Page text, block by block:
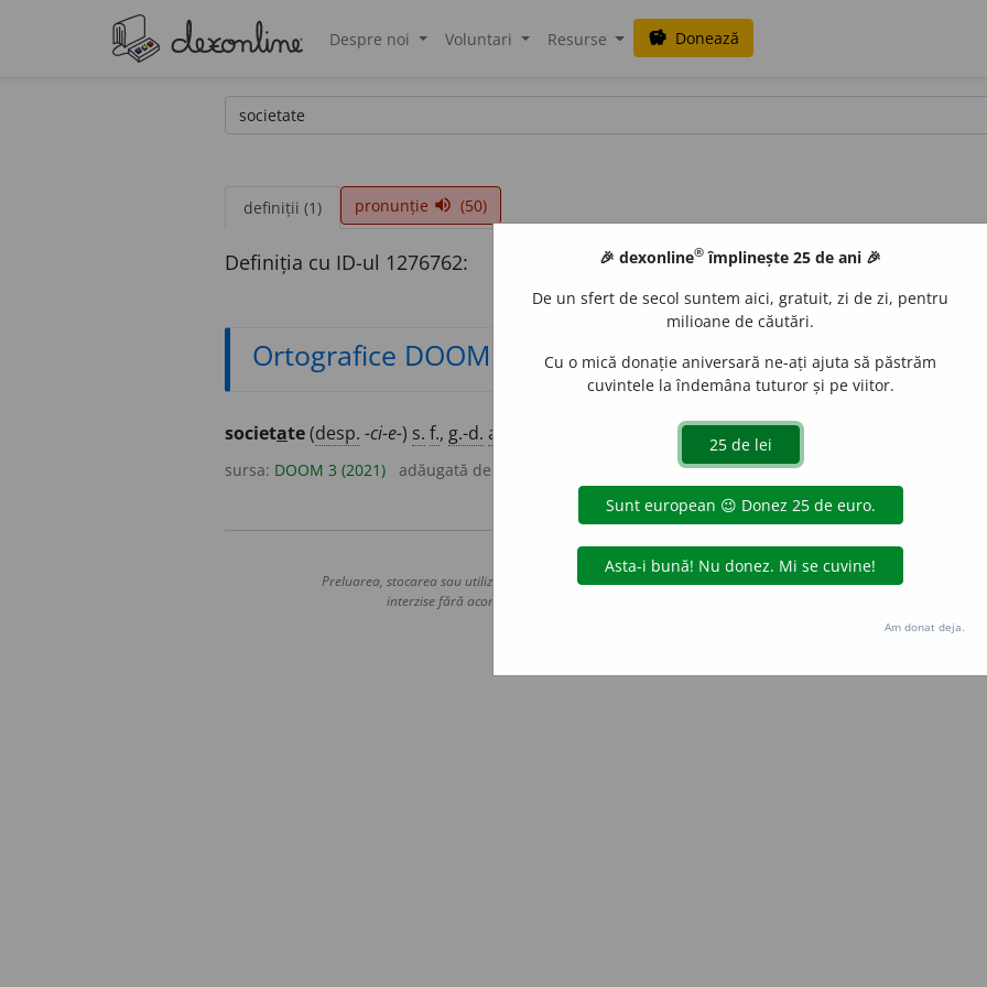
Despre noi Voluntari Resurse savings Donează
definiții (1) pronunție volume_up (50)
Definiția cu ID-ul 1276762:
Ortografice DOOM
societate(desp. -ci-e-) s. f., g.-d. art. ți
sursa: DOOM 3 (2021) adăugată de
Copyright © 2004-2026 dexonline (https://dexonline.ro)
Preluarea, stocarea sau utilizarea datelor de pe acest site, inclusiv prin orice metode de extragere automată
interzise fără acordul nostru prealabil scris, cu excepția seturilor de date oferite oficial spre utilizare
Hosterion
🎉 dexonline® împlinește 25 de ani 🎉
De un sfert de secol suntem aici, gratuit, zi de zi, pentru
milioane de căutări.
Cu o mică donație aniversară ne-ați ajuta să păstrăm
cuvintele la îndemâna tuturor și pe viitor.
Am donat deja.